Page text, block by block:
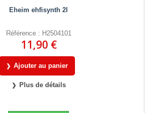
Eheim ehfisynth 2l
Référence : H2504101
11,90 €
Ajouter au panier
Plus de détails